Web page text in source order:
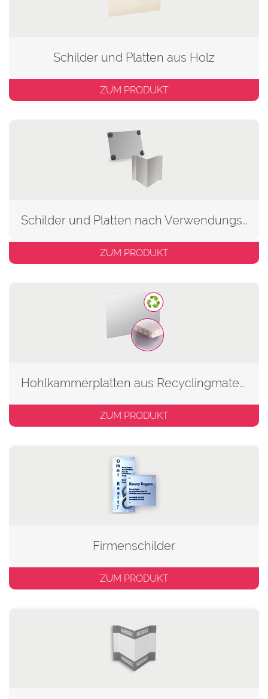
Schilder und Platten aus Holz
ZUM PRODUKT
Schilder und Platten nach Verwendungszweck
ZUM PRODUKT
Hohlkammerplatten aus Recyclingmaterial
ZUM PRODUKT
Firmenschilder
ZUM PRODUKT